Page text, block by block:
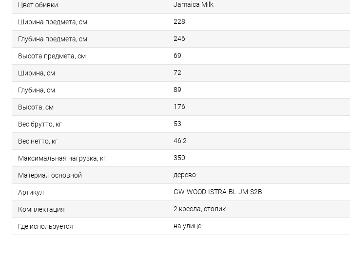
Цвет обивки Jamaica Milk
Ширина предмета, см 228
Глубина предмета, см 246
Высота предмета, см 69
Ширина, см 72
Глубина, см 89
Высота, см 176
Вес брутто, кг 53
Вес нетто, кг 46.2
Максимальная нагрузка, кг 350
Материал основной дерево
Артикул GW-WOOD-ISTRA-BL-JM-S2B
Комплектация 2 кресла, столик
Где используется на улице